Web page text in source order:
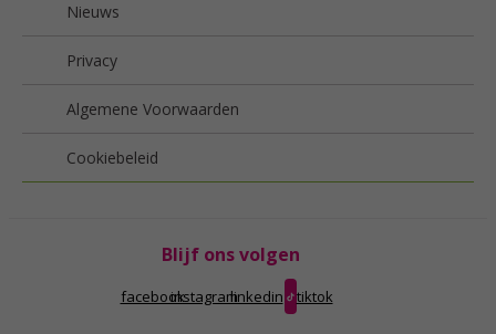
Nieuws
Privacy
Algemene Voorwaarden
Cookiebeleid
Blijf ons volgen
facebookinstagramlinkedin tiktok